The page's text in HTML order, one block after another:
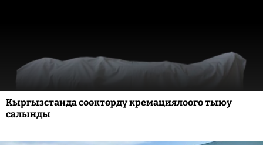
Кыргызстанда сөөктөрдү кремациялоого тыюу
салынды